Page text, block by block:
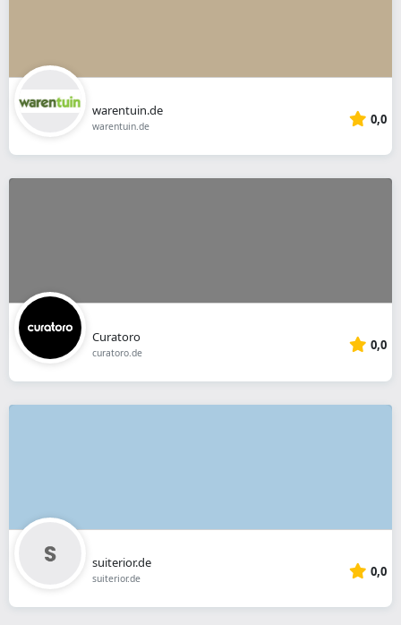
warentuin.de
warentuin.de 0,0
Curatoro
curatoro.de 0,0
suiterior.de
suiterior.de 0,0